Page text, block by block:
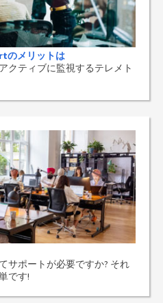
メリットは
クティブに監視するテレメト
サポートが必要ですか? それ
です!